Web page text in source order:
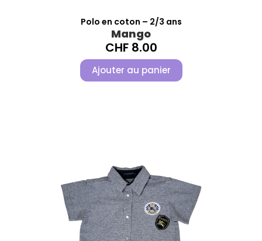
Polo en coton – 2/3 ans
Mango
CHF8.00
Ajouter au panier